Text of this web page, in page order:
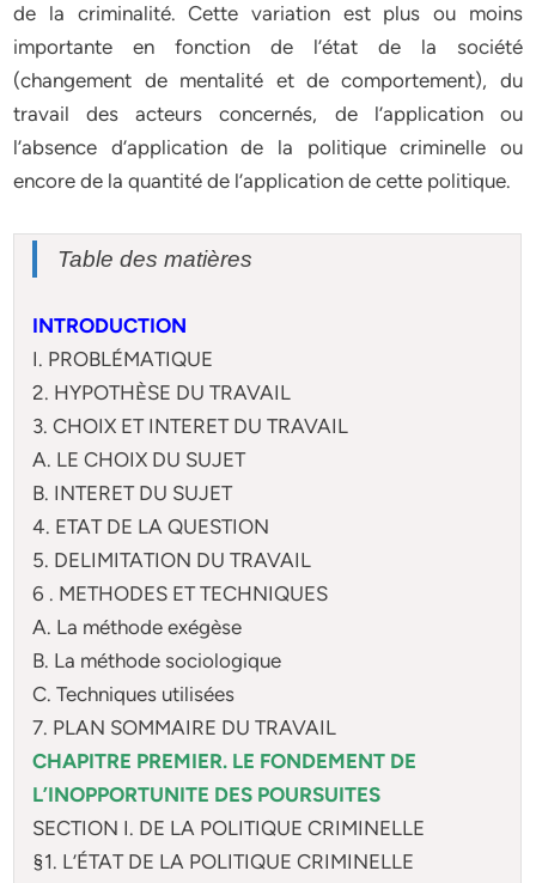
de la criminalité. Cette variation est plus ou moins
importante en fonction de l’état de la société
(changement de mentalité et de comportement), du
travail des acteurs concernés, de l’application ou
l’absence d’application de la politique criminelle ou
encore de la quantité de l’application de cette politique.
Table des matières
INTRODUCTION
I. PROBLÉMATIQUE
2. HYPOTHÈSE DU TRAVAIL
3. CHOIX ET INTERET DU TRAVAIL
A. LE CHOIX DU SUJET
B. INTERET DU SUJET
4. ETAT DE LA QUESTION
5. DELIMITATION DU TRAVAIL
6 . METHODES ET TECHNIQUES
A. La méthode exégèse
B. La méthode sociologique
C. Techniques utilisées
7. PLAN SOMMAIRE DU TRAVAIL
CHAPITRE PREMIER. LE FONDEMENT DE
L’INOPPORTUNITE DES POURSUITES
SECTION I. DE LA POLITIQUE CRIMINELLE
§1. L’ÉTAT DE LA POLITIQUE CRIMINELLE